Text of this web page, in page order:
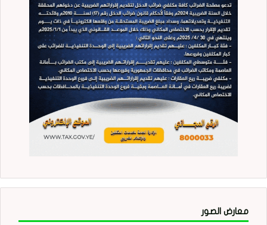
معارض الصور